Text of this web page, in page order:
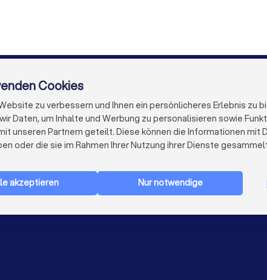
FÜR PRIVATPERSONEN
Wie es funktioniert
Experten-Blogs
Kostenaufstellungen
Beschwerde über Firma
Studien & Einblicke
Firmenprofil löschen
Trustlocal Top Pro
Erfahrungen
Impulse
Cookies
zu verbessern und Ihnen ein persönlicheres Erlebnis zu
Daten, um Inhalte und Werbung zu personalisieren sowie
unseren Partnern geteilt. Diese können die Informationen mit
oder die sie im Rahmen Ihrer Nutzung ihrer Dienste
akzeptieren Nur notwendige